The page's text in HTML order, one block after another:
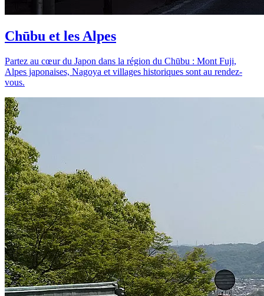
Chūbu et les Alpes
Partez au cœur du Japon dans la région du Chūbu : Mont Fuji,
Alpes japonaises, Nagoya et villages historiques sont au rendez-
vous.